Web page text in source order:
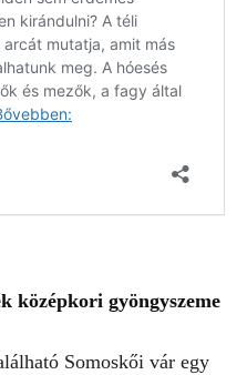
középkori gyöngyszeme
Somoskői vár egy